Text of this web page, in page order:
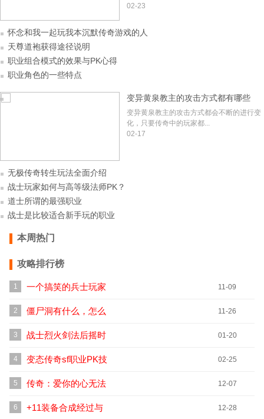
02-23
怀念和我一起玩我本沉默传奇游戏的人
天尊道袍获得途径说明
职业组合模式的效果与PK心得
职业角色的一些特点
变异黄泉教主的攻击方式都有哪些
变异黄泉教主的攻击方式都会不断的进行变
化，只要传奇中的玩家都...
02-17
无极传奇转生玩法全面介绍
战士玩家如何与高等级法师PK？
道士所谓的最强职业
战士是比较适合新手玩的职业
本周热门
攻略排行榜
1 一个搞笑的兵士玩家 11-09
2 僵尸洞有什么，怎么
玩家都喜欢去？
11-26
3 战士烈火剑法后摇时
间长，如何解决？
01-20
4 变态传奇sf职业PK技
巧与游戏经验分享
02-25
5 传奇：爱你的心无法
自拔
12-07
6 +11装备合成经过与 12-28